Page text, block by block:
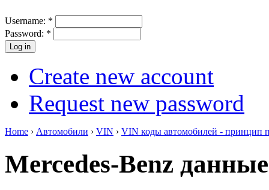
Username: *
Password: *
Create new account
Request new password
Home › Автомобили › VIN › VIN коды автомобилей - принцип
Mercedes-Benz